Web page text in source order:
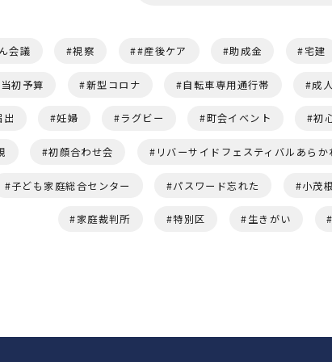
会議 視察 #産後ケア 助成金 宅建
当初予算 新型コロナ 自転車専用通行帯 成
出 妊婦 ラグビー 町会イベント 初
初顔合わせ会 リバーサイドフェスティバルあらか
子ども家庭総合センター パスワード忘れた 小茂
家庭裁判所 特別区 生きがい